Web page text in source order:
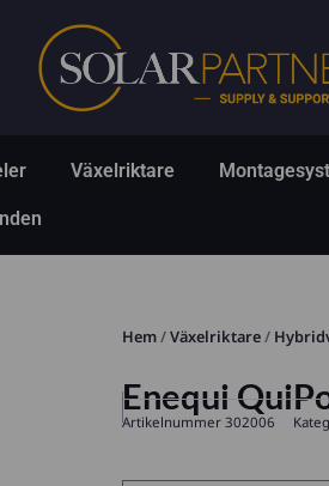
innehåll
Öppna Solpaneler
Växelriktare Öppna
Hem/Växelriktare/
Enequi
Artikelnummer 302006